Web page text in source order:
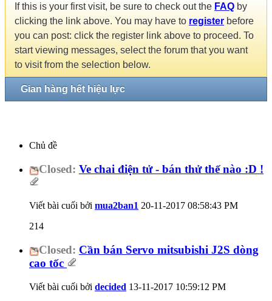
If this is your first visit, be sure to check out the FAQ by
clicking the link above. You may have to register before
you can post: click the register link above to proceed. To
start viewing messages, select the forum that you want
to visit from the selection below.
Gian hàng hết hiệu lực
Chủ đề
Closed: Ve chai điện tử - bán thử thế nào :D !
Viết bài cuối bởi mua2ban1 20-11-2017 08:58:43 PM
214
Closed: Cần bán Servo mitsubishi J2S dòng
cao tốc
Viết bài cuối bởi decided 13-11-2017 10:59:12 PM